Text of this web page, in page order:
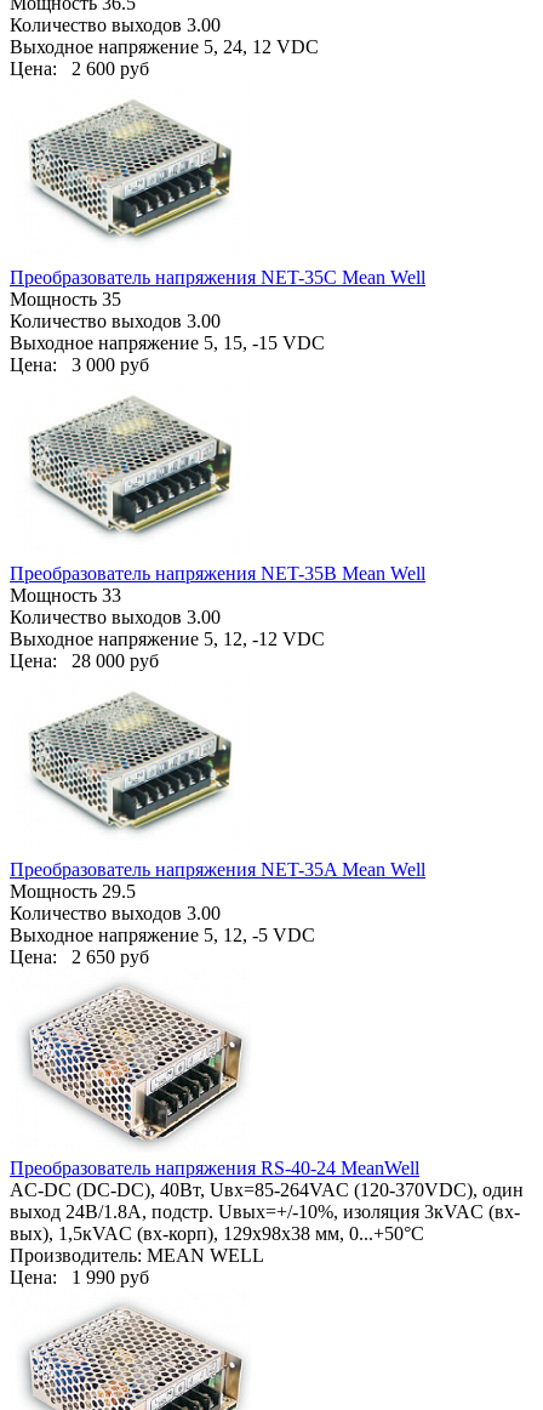
Количество выходов 3.00
Выходное напряжение 5, 24, 12 VDC
Цена: 2 600 руб
Преобразователь напряжения NET-35C Mean Well
Мощность 35
Количество выходов 3.00
Выходное напряжение 5, 15, -15 VDC
Цена: 3 000 руб
Преобразователь напряжения NET-35B Mean Well
Мощность 33
Количество выходов 3.00
Выходное напряжение 5, 12, -12 VDC
Цена: 28 000 руб
Преобразователь напряжения NET-35A Mean Well
Мощность 29.5
Количество выходов 3.00
Выходное напряжение 5, 12, -5 VDC
Цена: 2 650 руб
Преобразователь напряжения RS-40-24 MeanWell
AC-DC (DC-DC), 40Вт, Uвх=85-264VAC (120-370VDC), один
выход 24В/1.8А, подстр. Uвых=+/-10%, изоляция 3кVAC (вх-
вых), 1,5кVAC (вх-корп), 129х98х38 мм, 0...+50°С
Производитель: MEAN WELL
Цена: 1 990 руб